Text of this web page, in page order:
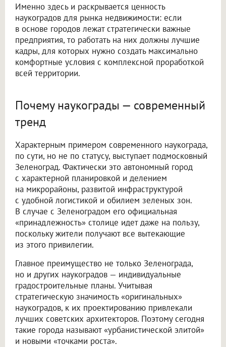
Именно здесь и раскрывается ценность
наукоградов для рынка недвижимости: если
в основе городов лежат стратегически важные
предприятия, то работать на них должны лучшие
кадры, для которых нужно создать максимально
комфортные условия с комплексной проработкой
всей территории.
Почему наукограды — современный
тренд
Характерным примером современного наукограда,
по сути, но не по статусу, выступает подмосковный
Зеленоград. Фактически это автономный город
с характерной планировкой и делением
на микрорайоны, развитой инфраструктурой
с удобной логистикой и обилием зеленых зон.
В случае с Зеленоградом его официальная
«принадлежность» столице идет даже на пользу,
поскольку жители получают все вытекающие
из этого привилегии.
Главное преимущество не только Зеленограда,
но и других наукоградов — индивидуальные
градостроительные планы. Учитывая
стратегическую значимость «оригинальных»
наукоградов, к их проектированию привлекали
лучших советских архитекторов. Поэтому сегодня
такие города называют «урбанистической элитой»
и новыми «точками роста».